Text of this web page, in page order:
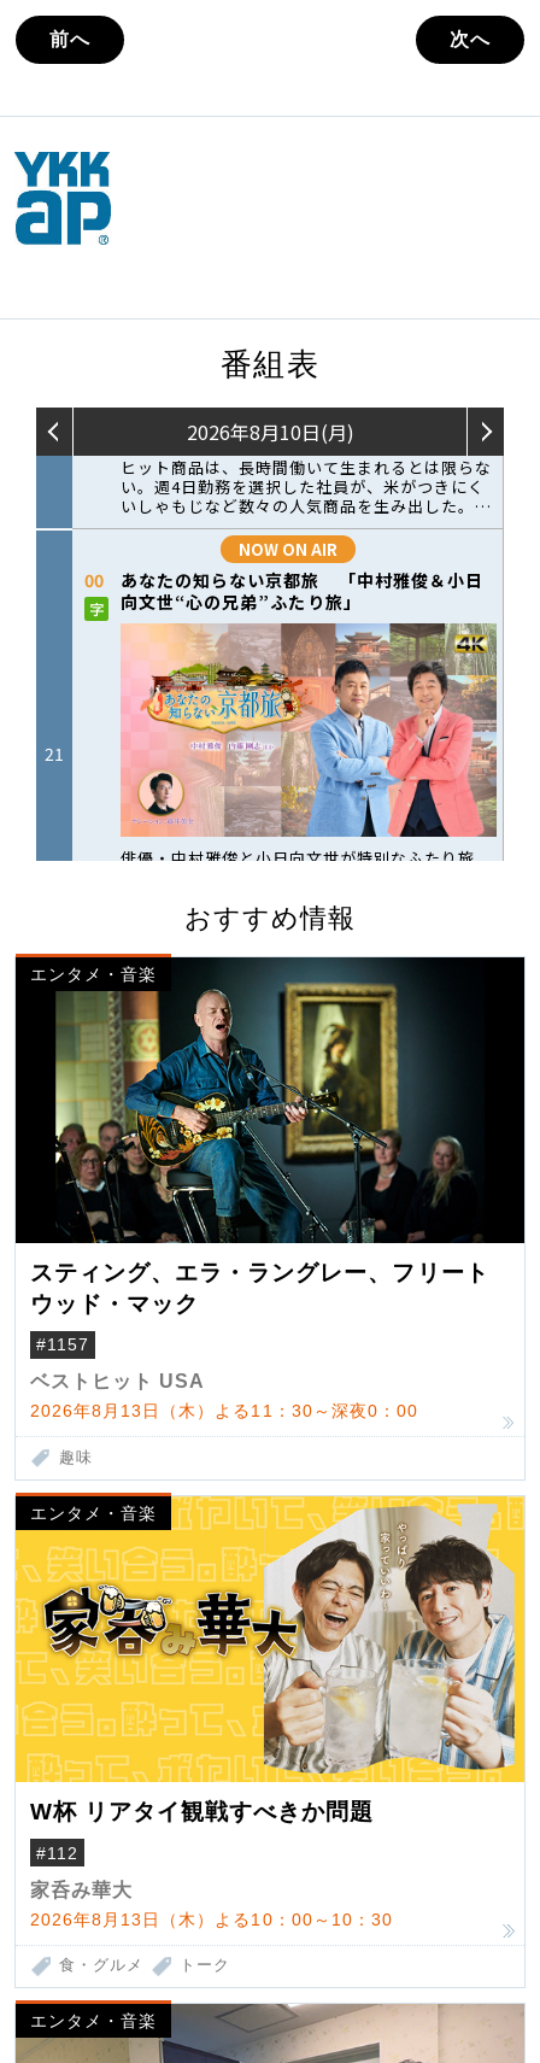
前へ 次へ
番組表
おすすめ情報
エンタメ・音楽
スティング、エラ・ラングレー、フリート
ウッド・マック
#1157
ベストヒット USA
2026年8月13日（木）よる11：30～深夜0：00
趣味
エンタメ・音楽
W杯 リアタイ観戦すべきか問題
#112
家呑み華大
2026年8月13日（木）よる10：00～10：30
食・グルメ トーク
エンタメ・音楽